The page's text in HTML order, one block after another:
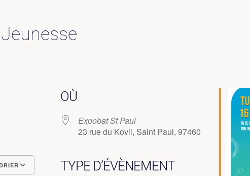
OÙ
Expobat St Paul
23 rue du Kovil, Saint Paul, 97460
TYPE D’ÉVÈNEMENT